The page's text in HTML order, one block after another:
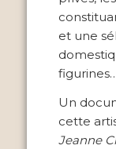
et une
Un
cette
Jeanne